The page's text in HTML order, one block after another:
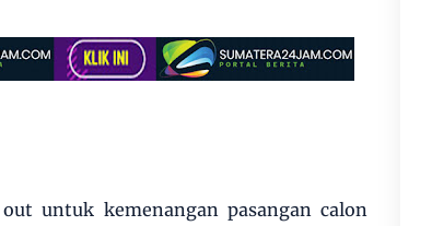
untuk kemenangan pasangan calon